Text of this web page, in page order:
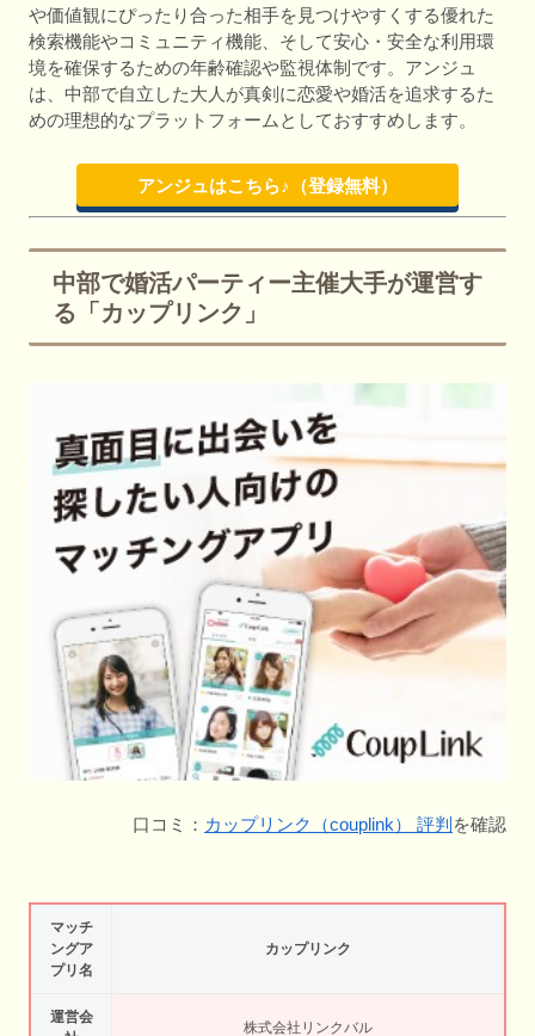
や価値観にぴったり合った相手を見つけやすくする優れた
検索機能やコミュニティ機能、そして安心・安全な利用環
境を確保するための年齢確認や監視体制です。アンジュ
は、中部で自立した大人が真剣に恋愛や婚活を追求するた
めの理想的なプラットフォームとしておすすめします。
アンジュはこちら♪（登録無料）
中部で婚活パーティー主催大手が運営す
る「カップリンク」
口コミ： カップリンク（couplink） 評判 を確認
マッチ
ングア
プリ名
カップリンク
運営会
株式会社リンクバル